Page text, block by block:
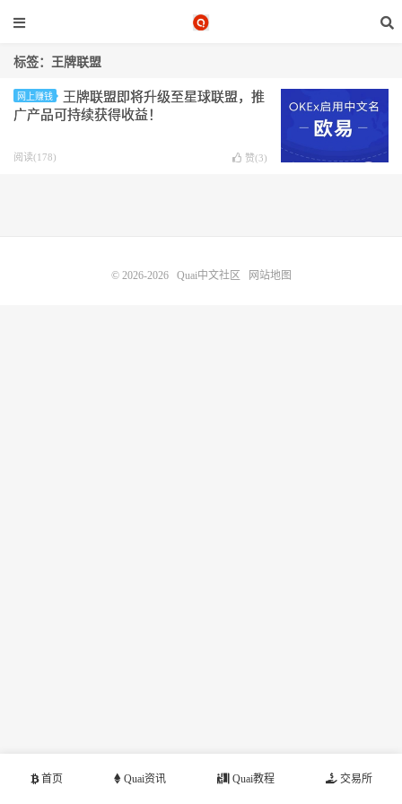
标签：王牌联盟
网上赚钱
王牌联盟即将升级至星球联盟，推
广产品可持续获得收益！
阅读(178) 赞(3)
首页 Quai资讯 Quai教程 交易所
© 2026-2026 Quai中文社区 网站地图